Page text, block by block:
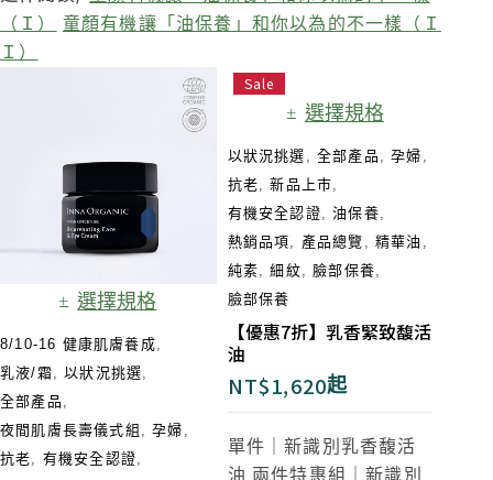
（Ｉ）
童顏有機讓「油保養」和你以為的不一樣（Ｉ
Ｉ）
選擇規格
8/10-16 健康肌膚養成
乳液/霜
,以狀況挑選
全部產品
夜間肌膚長壽儀式組​
,孕婦
抗老
有機安全認證
Sale
選擇規格
以狀況挑選 , 全部產品 ,孕婦 ,
抗老,新品上市,
有機安全認證,油保養,
熱銷品項, 產品總覽 ,精華油 ,
純素,細紋,臉部保養,
臉部保養
【優惠7折】乳香緊致馥活
油
NT$1,620起
單件｜新識別乳香馥活
油 兩件特惠組｜新識別